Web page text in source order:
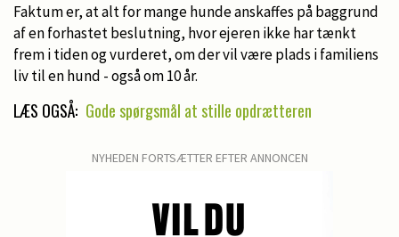
Faktum er, at alt for mange hunde anskaffes på baggrund
af en forhastet beslutning, hvor ejeren ikke har tænkt
frem i tiden og vurderet, om der vil være plads i familiens
liv til en hund - også om 10 år.
LÆS OGSÅ: Gode spørgsmål at stille opdrætteren
NYHEDEN FORTSÆTTER EFTER ANNONCEN